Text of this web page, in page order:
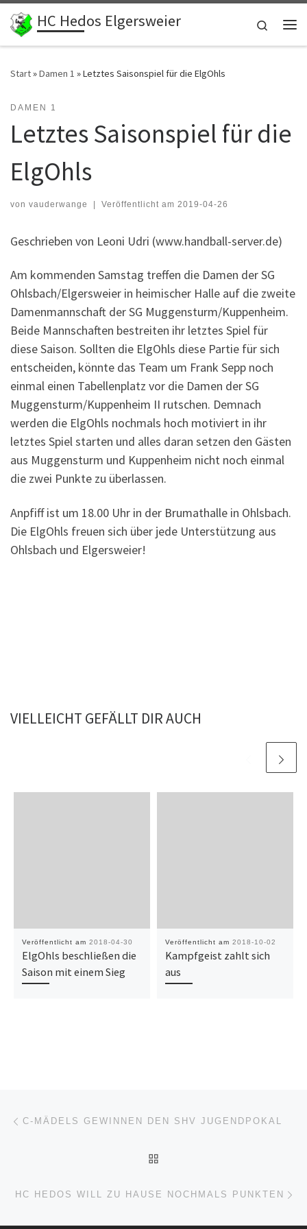
Zum Inhalt springen
HC Hedos Elgersweier
Search
Start»Damen 1 »Letztes Saisonspiel für die ElgOhls
DAMEN 1
Letztes Saisonspiel für die
ElgOhls
von vauderwange | Veröffentlicht am 2019-04-26
Geschrieben von Leoni Udri (www.handball-server.de)
Am kommenden Samstag treffen die Damen der SG
Ohlsbach/Elgersweier in heimischer Halle auf die zweite
Damenmannschaft der SG Muggensturm/Kuppenheim.
Beide Mannschaften bestreiten ihr letztes Spiel für
diese Saison. Sollten die ElgOhls diese Partie für sich
entscheiden, könnte das Team um Frank Sepp noch
einmal einen Tabellenplatz vor die Damen der SG
Muggensturm/Kuppenheim II rutschen. Demnach
werden die ElgOhls nochmals hoch motiviert in ihr
letztes Spiel starten und alles daran setzen den Gästen
aus Muggensturm und Kuppenheim nicht noch einmal
die zwei Punkte zu überlassen.
Anpfiff ist um 18.00 Uhr in der Brumathalle in Ohlsbach.
Die ElgOhls freuen sich über jede Unterstützung aus
Ohlsbach und Elgersweier!
VIELLEICHT GEFÄLLT DIR AUCH
Veröffentlicht am 2018-04-30
ElgOhls beschließen die
Saison mit einem Sieg
Veröffentlicht am 2018-10-02
Kampfgeist zahlt sich
aus
Beitragsnavigation
C-MÄDELS GEWINNEN DEN SHV JUGENDPOKAL
HC HEDOS WILL ZU HAUSE NOCHMALS PUNKTEN